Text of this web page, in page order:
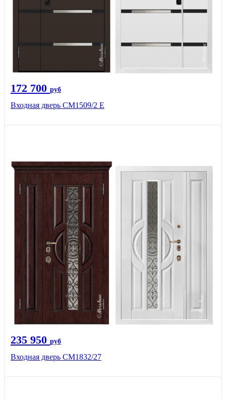
172 700 руб
Входная дверь CМ1509/2 Е
235 950 руб
Входная дверь СМ1832/27